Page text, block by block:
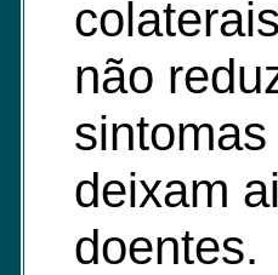
não
deixam
doentes.